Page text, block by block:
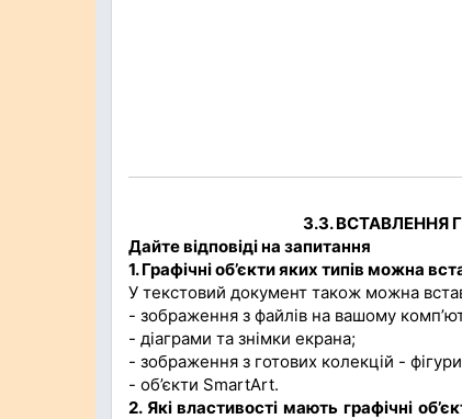
3.3. ВСТАВЛЕННЯ
Дайте відповіді на запитання
1. Графічні об’єкти яких типів можна
У текстовий документ також можна
- зображення з файлів на вашому
- діаграми та знімки екрана;
- зображення з готових колекцій -
- об’єкти SmartArt.
2. Які властивості мають графічні